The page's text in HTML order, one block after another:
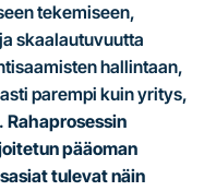
tekemiseen,
skaalautuvuutta
hallintaan,
parempi kuin yritys,
Rahaprosessin
pääoman
tulevat näin